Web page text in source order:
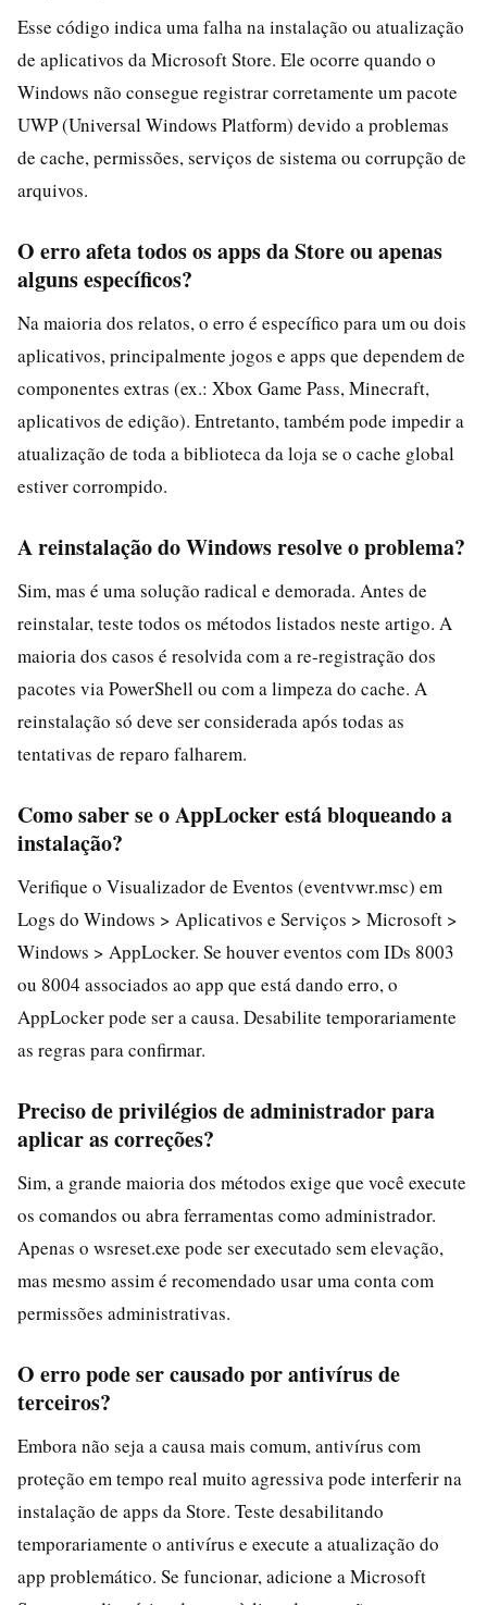
Esse código indica uma falha na instalação ou atualização
de aplicativos da Microsoft Store. Ele ocorre quando o
Windows não consegue registrar corretamente um pacote
UWP (Universal Windows Platform) devido a problemas
de cache, permissões, serviços de sistema ou corrupção de
arquivos.
O erro afeta todos os apps da Store ou apenas
alguns específicos?
Na maioria dos relatos, o erro é específico para um ou dois
aplicativos, principalmente jogos e apps que dependem de
componentes extras (ex.: Xbox Game Pass, Minecraft,
aplicativos de edição). Entretanto, também pode impedir a
atualização de toda a biblioteca da loja se o cache global
estiver corrompido.
A reinstalação do Windows resolve o problema?
Sim, mas é uma solução radical e demorada. Antes de
reinstalar, teste todos os métodos listados neste artigo. A
maioria dos casos é resolvida com a re-registração dos
pacotes via PowerShell ou com a limpeza do cache. A
reinstalação só deve ser considerada após todas as
tentativas de reparo falharem.
Como saber se o AppLocker está bloqueando a
instalação?
Verifique o Visualizador de Eventos (eventvwr.msc) em
Logs do Windows > Aplicativos e Serviços > Microsoft >
Windows > AppLocker. Se houver eventos com IDs 8003
ou 8004 associados ao app que está dando erro, o
AppLocker pode ser a causa. Desabilite temporariamente
as regras para confirmar.
Preciso de privilégios de administrador para
aplicar as correções?
Sim, a grande maioria dos métodos exige que você execute
os comandos ou abra ferramentas como administrador.
Apenas o wsreset.exe pode ser executado sem elevação,
mas mesmo assim é recomendado usar uma conta com
permissões administrativas.
O erro pode ser causado por antivírus de
terceiros?
Embora não seja a causa mais comum, antivírus com
proteção em tempo real muito agressiva pode interferir na
instalação de apps da Store. Teste desabilitando
temporariamente o antivírus e execute a atualização do
app problemático. Se funcionar, adicione a Microsoft